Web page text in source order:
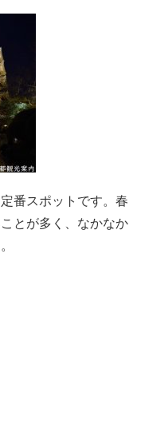
番スポットです。春
とが多く、なかなか